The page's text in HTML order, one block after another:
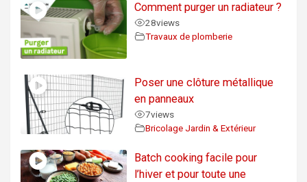
Comment purger un radiateur ?
28views
Travaux de plomberie
Poser une clôture métallique
en panneaux
7views
Bricolage Jardin & Extérieur
Batch cooking facile pour
l’hiver et pour toute une